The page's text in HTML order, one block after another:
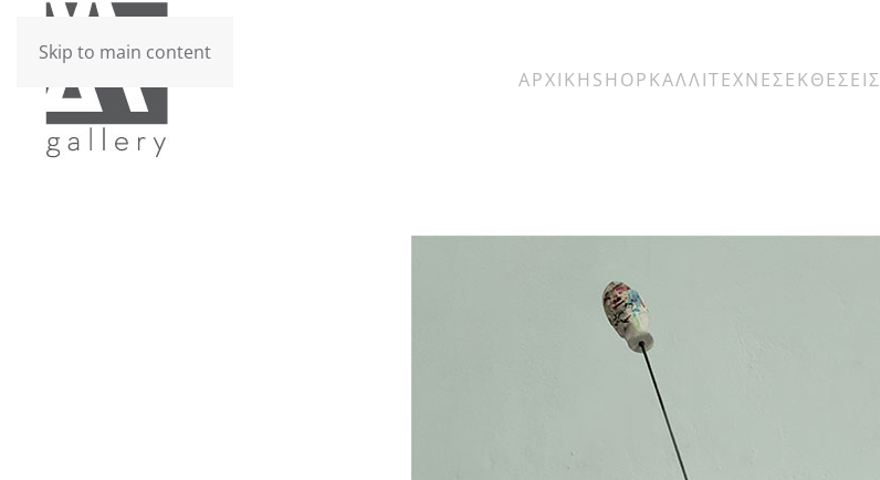
Skip to main content
ΑΡΧΙΚΗ SHOPΚΑΛΛΙΤΕΧΝΕΣΕΚΘΕΣΕΙΣ